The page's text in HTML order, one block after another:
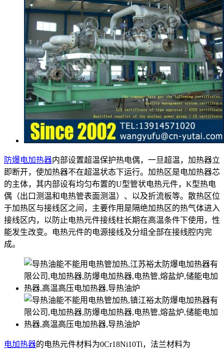
防爆电加热器内部设置超温保护热电偶，一旦超温，加热器立
即断开，使加热器不在超温状态下运行。加热区是电加热器芯
的主体，其内部设有均匀布置的U型管状电热元件，K型热电
偶（出口测温和电热管表面测温）、以及折流板等。散热区位
于加热区与接线区之间，主要作用是隔绝加热区的热气体进入
接线区内，以防止电热元件接线柱长期在高温条件下使用，性
能发生改变。电热元件的电源接线及分组全部在接线腔内完
成。
电加热器的电热元件材料为0Cr18Ni10Ti，法兰材料为